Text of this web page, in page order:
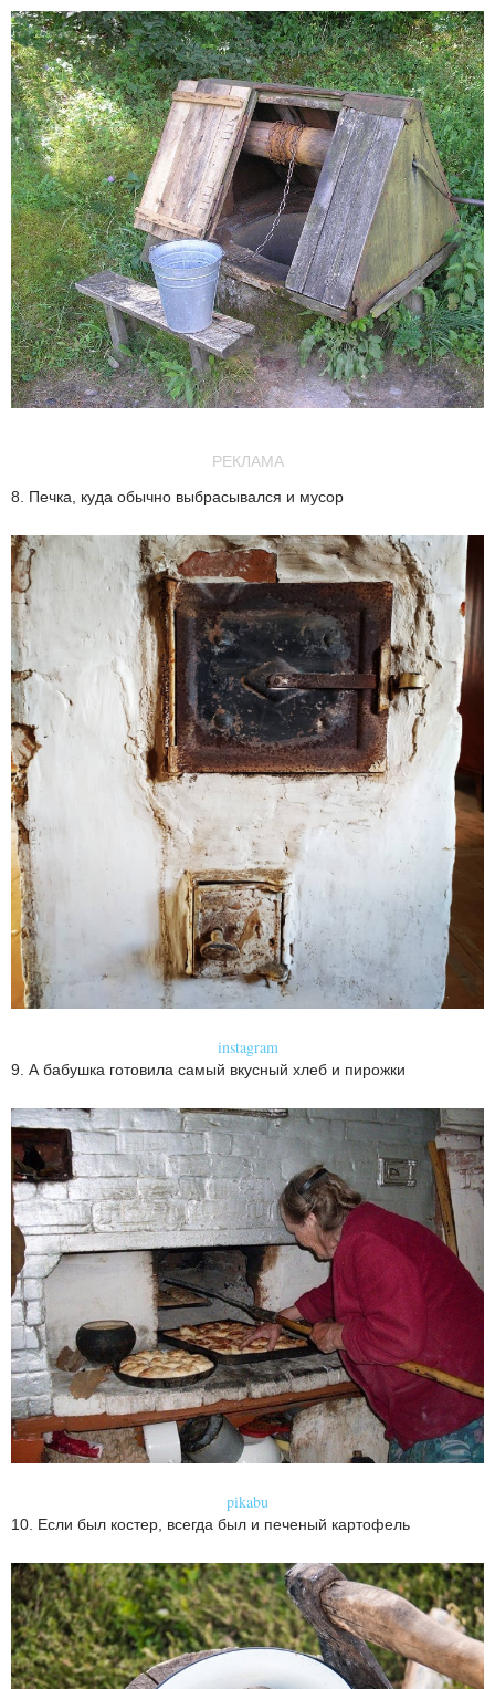
РЕКЛАМА
8. Печка, куда обычно выбрасывался и мусор
instagram
9. А бабушка готовила самый вкусный хлеб и пирожки
pikabu
10. Если был костер, всегда был и печеный картофель